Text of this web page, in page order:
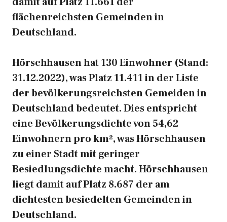
flächenreichsten Gemeinden in
Deutschland.
Hörschhausen hat 130 Einwohner (Stand:
31.12.2022), was Platz 11.411 in der Liste
der bevölkerungsreichsten Gemeiden in
Deutschland bedeutet. Dies entspricht
eine Bevölkerungsdichte von 54,62
Einwohnern pro km², was Hörschhausen
zu einer Stadt mit geringer
Besiedlungsdichte macht. Hörschhausen
liegt damit auf Platz 8.687 der am
dichtesten besiedelten Gemeinden in
Deutschland.